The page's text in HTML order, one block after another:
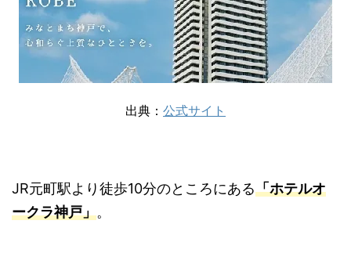
出典： 公式サイト
JR元町駅より徒歩10分のところにある「ホテルオ
ークラ神戸」。